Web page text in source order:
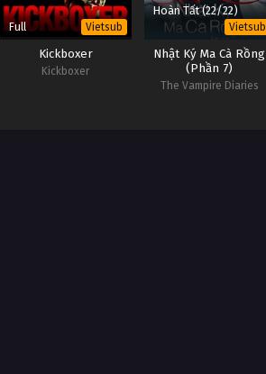
Full Vietsub
Kickboxer
Kickboxer
Hoàn Tất (22/22)
Vietsub
Nhật Ký Ma Cà Rồng
(Phần 7)
The Vampire Diaries